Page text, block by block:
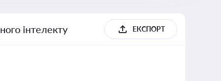
інтелекту ЕКСПОРТ